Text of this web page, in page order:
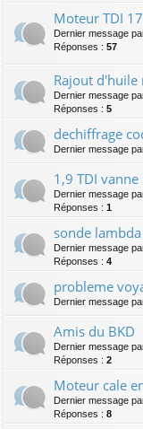
Moteur TDI
Dernier message
Réponses : 57
Rajout d'huile
Dernier message
Réponses : 5
dechiffrage
Dernier message
1,9 TDI
Dernier message
Réponses : 1
sonde lambda
Dernier message
Réponses : 4
probleme
Dernier message
Amis du BKD
Dernier message
Réponses : 2
Moteur cale
Dernier message
Réponses : 8